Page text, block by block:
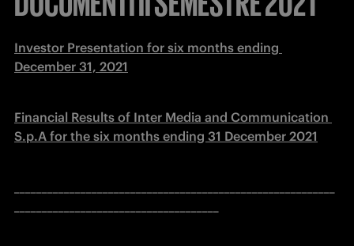
Investor Presentation for six months ending
December 31, 2021
Financial Results of Inter Media and Communication
S.p.A for the six months ending 31 December 2021